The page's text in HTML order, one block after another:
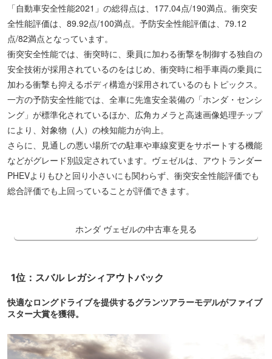
「自動車安全性能2021」の総得点は、177.04点/190満点。衝突安
全性能評価は、89.92点/100満点。予防安全性能評価は、79.12
点/82満点となっています。
衝突安全性能では、衝突時に、乗員に加わる衝撃を制御する独自の
安全技術が採用されているのをはじめ、衝突時に相手車両の乗員に
加わる衝撃も抑えるボディ構造が採用されているのもトピックス。
一方の予防安全性能では、全車に先進安全装備の「ホンダ・センシ
ング」が標準化されているほか、広角カメラと高速画像処理チップ
により、対象物（人）の検知能力が向上。
さらに、見通しの悪い場所での駐車や車線変更をサポートする機能
などがグレード別設定されています。ヴェゼルは、アウトランダー
PHEVよりもひと回り小さいにも関わらず、衝突安全性能評価でも
総合評価でも上回っていることが評価できます。
ホンダ ヴェゼルの中古車を見る
1位：スバル レガシィアウトバック
快適なロングドライブを提供するグランツアラーモデルがファイブ
スター大賞を獲得。